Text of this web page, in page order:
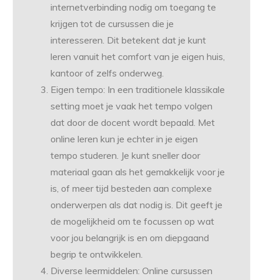
internetverbinding nodig om toegang te
krijgen tot de cursussen die je
interesseren. Dit betekent dat je kunt
leren vanuit het comfort van je eigen huis,
kantoor of zelfs onderweg.
Eigen tempo: In een traditionele klassikale
setting moet je vaak het tempo volgen
dat door de docent wordt bepaald. Met
online leren kun je echter in je eigen
tempo studeren. Je kunt sneller door
materiaal gaan als het gemakkelijk voor je
is, of meer tijd besteden aan complexe
onderwerpen als dat nodig is. Dit geeft je
de mogelijkheid om te focussen op wat
voor jou belangrijk is en om diepgaand
begrip te ontwikkelen.
Diverse leermiddelen: Online cursussen